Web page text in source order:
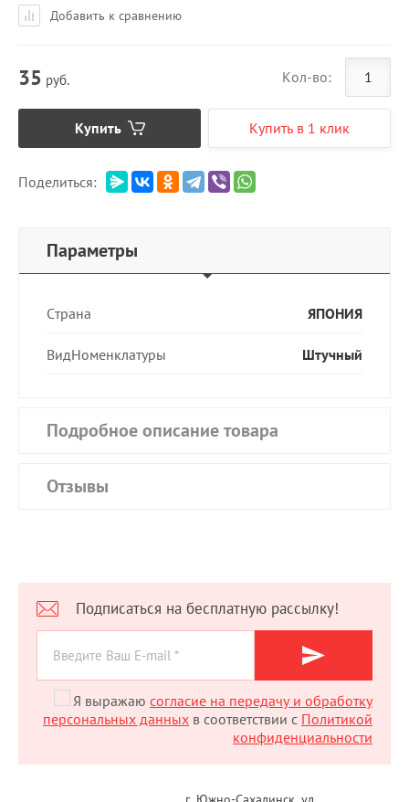
Добавить к сравнению
35 руб. Кол-во:
Купить Купить в 1 клик
Поделиться:
Параметры
Страна ЯПОНИЯ
ВидНоменклатуры Штучный
Подробное описание товара
Отзывы
Подписаться на бесплатную рассылку!
Я выражаю согласие на передачу и обработку
персональных данных в соответствии с Политикой
конфиденциальности